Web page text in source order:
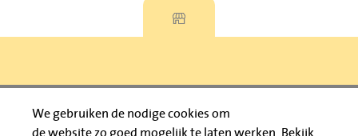
Privacyverklaring
We gebruiken de nodige cookies om
de website zo goed mogelijk te laten werken.
Bekijk